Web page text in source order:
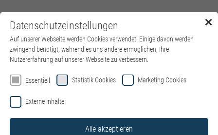
Menü
✕
Datenschutzeinstellungen
Auf unserer Webseite werden Cookies verwendet. Einige davon werden
zwingend benötigt, während es uns andere ermöglichen, Ihre
Nutzererfahrung auf unserer Webseite zu verbessern.
Essentiell Statistik Cookies Marketing Cookies
Externe Inhalte
Alle akzeptieren